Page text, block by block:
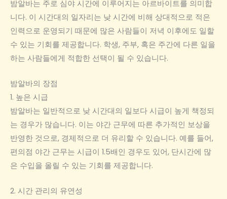
밤알바는 주로 심야 시간에 이루어지는 아르바이트를 의미합
니다. 이 시간대의 일자리는 낮 시간에 비해 상대적으로 적은
인력으로 운영되기 때문에 많은 사람들이 저녁 이후에도 일할
수 있는 기회를 제공합니다. 학생, 주부, 혹은 주간에 다른 일을
하는 사람들에게 적합한 선택이 될 수 있습니다.
밤알바의 장점
1. 높은 시급
밤알바는 일반적으로 낮 시간대의 일보다 시급이 높게 책정되
는 경우가 많습니다. 이는 야간 근무에 따른 추가적인 보상을
반영한 것으로, 경제적으로 더 유리할 수 있습니다. 예를 들어,
편의점 야간 근무는 시급이 1.5배인 경우도 있어, 단시간에 많
은 수입을 올릴 수 있는 기회를 제공합니다.
2. 시간 관리의 유연성